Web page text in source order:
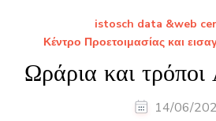
istosch data &web
Κέντρο Προετοιμασίας και
Ωράρια και τρόποι
14/06/